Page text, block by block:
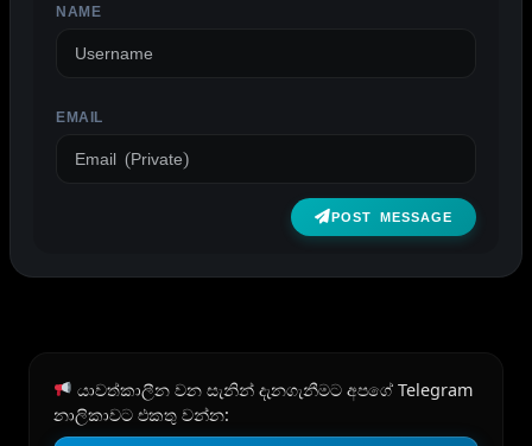
NAME
EMAIL
POST MESSAGE
යාවත්කාලීන වන සැනින් දැනගැනීමට අපගේ Telegram
නාලිකාවට එකතු වන්න: